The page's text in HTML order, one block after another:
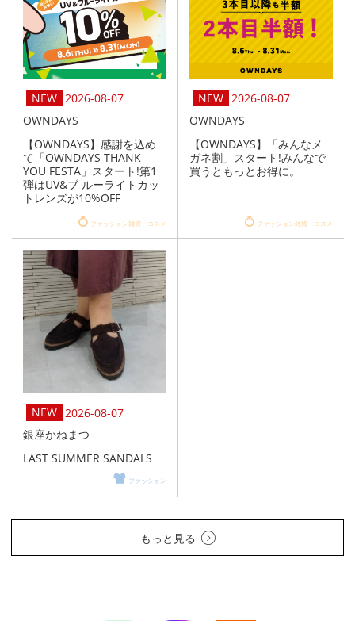
2026-08-07
OWNDAYS
【OWNDAYS】感謝を込め
て「OWNDAYS THANK
YOU FESTA」スタート!第1
弾はUV&ブ ルーライトカッ
トレンズが10%OFF
ファッション雑貨・コスメ
2026-08-07
OWNDAYS
【OWNDAYS】「みんなメ
ガネ割」スタート!みんなで
買うともっとお得に。
ファッション雑貨・コスメ
2026-08-07
銀座かねまつ
LAST SUMMER SANDALS
ファッション
もっと見る